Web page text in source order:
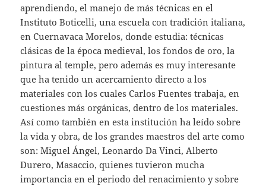
aprendiendo, el manejo de más técnicas en el
Instituto Boticelli, una escuela con tradición italiana,
en Cuernavaca Morelos, donde estudia: técnicas
clásicas de la época medieval, los fondos de oro, la
pintura al temple, pero además es muy interesante
que ha tenido un acercamiento directo a los
materiales con los cuales Carlos Fuentes trabaja, en
cuestiones más orgánicas, dentro de los materiales.
Así como también en esta institución ha leído sobre
la vida y obra, de los grandes maestros del arte como
son: Miguel Ángel, Leonardo Da Vinci, Alberto
Durero, Masaccio, quienes tuvieron mucha
importancia en el periodo del renacimiento y sobre